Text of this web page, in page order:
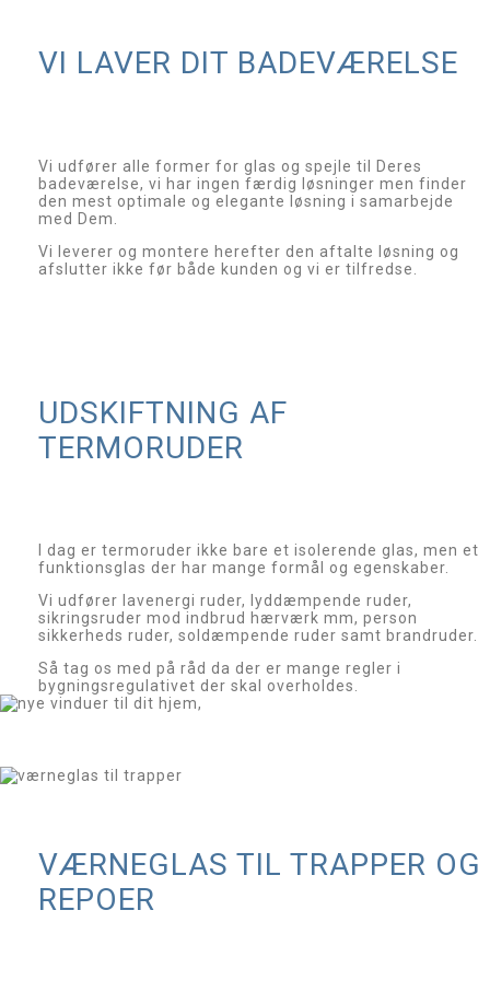
VI LAVER DIT BADEVÆRELSE
Vi udfører alle former for glas og spejle til Deres
badeværelse, vi har ingen færdig løsninger men finder
den mest optimale og elegante løsning i samarbejde
med Dem.
Vi leverer og montere herefter den aftalte løsning og
afslutter ikke før både kunden og vi er tilfredse.
UDSKIFTNING AF
TERMORUDER
I dag er termoruder ikke bare et isolerende glas, men et
funktionsglas der har mange formål og egenskaber.
Vi udfører lavenergi ruder, lyddæmpende ruder,
sikringsruder mod indbrud hærværk mm, person
sikkerheds ruder, soldæmpende ruder samt brandruder.
Så tag os med på råd da der er mange regler i
bygningsregulativet der skal overholdes.
VÆRNEGLAS TIL TRAPPER OG
REPOER